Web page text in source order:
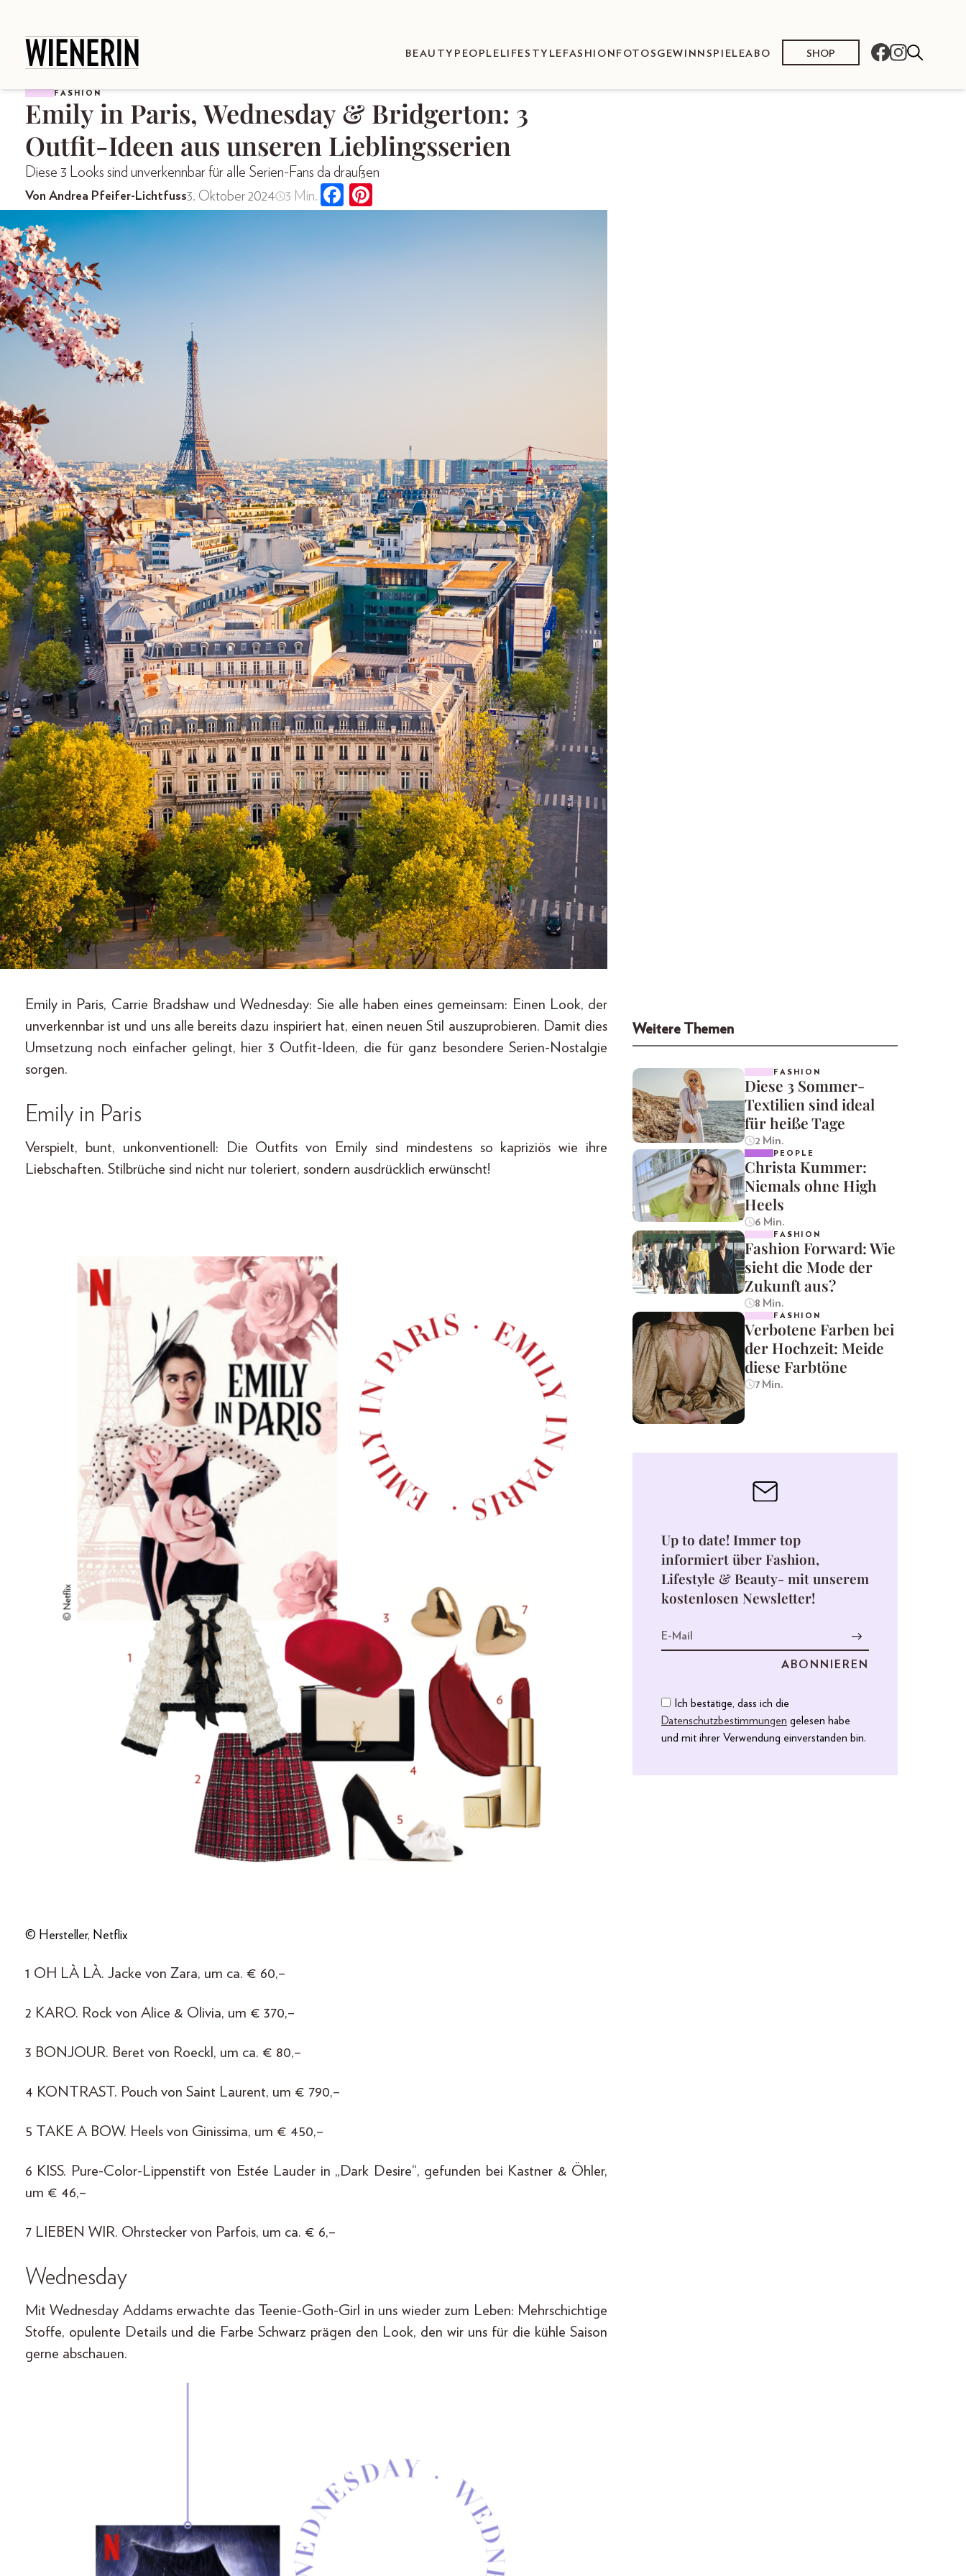
BEAUTY PEOPLE LIFESTYLE FASHION FOTOS GEWINNSPIELEABO SHOP
FASHION
Emily in Paris, Wednesday & Bridgerton: 3
Outfit-Ideen aus unseren Lieblingsserien
Diese 3 Looks sind unverkennbar für alle Serien-Fans da draußen
Von Andrea Pfeifer-Lichtfuss3. Oktober 2024 3 Min.
Emily in Paris, Carrie Bradshaw und Wednesday: Sie alle haben eines gemeinsam: Einen Look, der
unverkennbar ist und uns alle bereits dazu inspiriert hat, einen neuen Stil auszuprobieren. Damit dies
Umsetzung noch einfacher gelingt, hier 3 Outfit-Ideen, die für ganz besondere Serien-Nostalgie
sorgen.
Emily in Paris
Verspielt, bunt, unkonventionell: Die Outfits von Emily sind mindestens so kapriziös wie ihre
Liebschaften. Stilbrüche sind nicht nur toleriert, sondern ausdrücklich erwünscht!
© Hersteller, Netflix
1 OH LÀ LÀ. Jacke von Zara, um ca. € 60,–
2 KARO. Rock von Alice & Olivia, um € 370,–
3 BONJOUR. Beret von Roeckl, um ca. € 80,–
4 KONTRAST. Pouch von Saint Laurent, um € 790,–
5 TAKE A BOW. Heels von Ginissima, um € 450,–
6 KISS. Pure-Color-Lippenstift von Estée Lauder in „Dark Desire“, gefunden bei Kastner & Öhler,
um € 46,–
7 LIEBEN WIR. Ohrstecker von Parfois, um ca. € 6,–
Wednesday
Mit Wednesday Addams erwachte das Teenie-Goth-Girl in uns wieder zum Leben: Mehrschichtige
Stoffe, opulente Details und die Farbe Schwarz prägen den Look, den wir uns für die kühle Saison
gerne abschauen.
Weitere Themen
FASHION
Diese 3 Sommer-
Textilien sind ideal
für heiße Tage
2 Min.
PEOPLE
Christa Kummer:
Niemals ohne High
Heels
6 Min.
FASHION
Fashion Forward: Wie
sieht die Mode der
Zukunft aus?
8 Min.
FASHION
Verbotene Farben bei
der Hochzeit: Meide
diese Farbtöne
7 Min.
Up to date! Immer top
informiert über Fashion,
Lifestyle & Beauty- mit unserem
kostenlosen Newsletter!
Ich bestätige, dass ich die
Datenschutzbestimmungen gelesen habe
und mit ihrer Verwendung einverstanden bin.